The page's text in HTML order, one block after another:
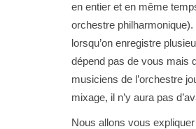
en entier et en même
orchestre
lorsqu’on enregistre
dépend pas de vous mais
musiciens de l’orchestre
mixage, il n’y aura pas
Nous allons vous